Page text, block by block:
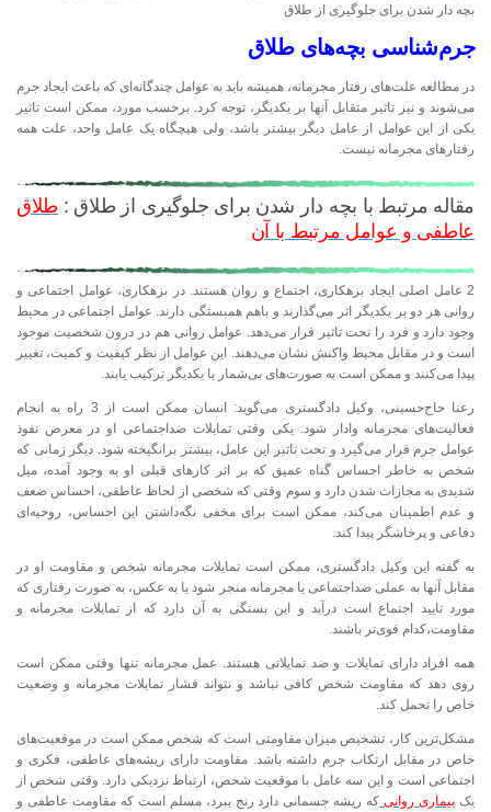
بچه دار شدن برای جلوگیری از طلاق
جرم‌شناسی بچه‌های طلاق
در مطالعه علت‌های رفتار مجرمانه، همیشه باید به عوامل چندگانه‌ای که باعث ایجاد جرم
می‌شوند و نیز تاثیر متقابل آنها بر یکدیگر، توجه کرد. برحسب مورد، ممکن است تاثیر
یکی از این عوامل از عامل دیگر بیشتر باشد، ولی هیچگاه یک عامل واحد، علت همه
رفتارهای مجرمانه نیست.
مقاله مرتبط با بچه دار شدن برای جلوگیری از طلاق : طلاق
عاطفی و عوامل مرتبط با آن
2 عامل اصلی ایجاد بزهکاری، اجتماع و روان هستند. در بزهکاری، عوامل اجتماعی و
روانی هر دو بر یکدیگر اثر می‌گذارند و باهم همبستگی دارند. عوامل اجتماعی در محیط
وجود دارد و فرد را تحت تاثیر قرار می‌دهد. عوامل روانی هم در درون شخصیت موجود
است و در مقابل محیط واکنش نشان می‌دهند. این عوامل از نظر کیفیت و کمیت، تغییر
پیدا می‌کنند و ممکن است به صورت‌های بی‌شمار با یکدیگر ترکیب یابند.
رعنا حاج‌حسینی، وکیل دادگستری می‌گوید: انسان ممکن است از 3 راه به انجام
فعالیت‌های مجرمانه وادار شود. یکی وقتی تمایلات ضداجتماعی او در معرض نفوذ
عوامل جرم قرار می‌گیرد و تحت تاثیر این عامل، بیشتر برانگیخته شود. دیگر زمانی که
شخص به خاطر احساس گناه عمیق که بر اثر کارهای قبلی او به وجود آمده، میل
شدیدی به مجازات شدن دارد و سوم وقتی که شخصی از لحاظ عاطفی، احساس ضعف
و عدم اطمینان می‌کند، ممکن است برای مخفی نگه‌داشتن این احساس، روحیه‌ای
دفاعی و پرخاشگر پیدا کند.
به گفته این وکیل دادگستری، ممکن است تمایلات مجرمانه شخص و مقاومت او در
مقابل آنها به عملی ضداجتماعی یا مجرمانه منجر شود یا به عکس، به صورت رفتاری که
مورد تایید اجتماع است درآید و این بستگی به آن دارد که از تمایلات مجرمانه و
مقاومت،کدام قوی‌تر باشند.
همه افراد دارای تمایلات و ضد تمایلاتی هستند. عمل مجرمانه تنها وقتی ممکن است
روی دهد که مقاومت شخص کافی نباشد و نتواند فشار تمایلات مجرمانه و وضعیت
خاص را تحمل کند.
مشکل‌ترین کار، تشخیص میزان مقاومتی است که شخص ممکن است در موقعیت‌های
خاص در مقابل ارتکاب جرم داشته باشد. مقاومت دارای ریشه‌های عاطفی، فکری و
اجتماعی است و این سه عامل با موقعیت شخص، ارتباط نزدیکی دارد. وقتی شخص از
یک بیماری روانی که ریشه جسمانی دارد رنج ببرد، مسلم است که مقاومت عاطفی و